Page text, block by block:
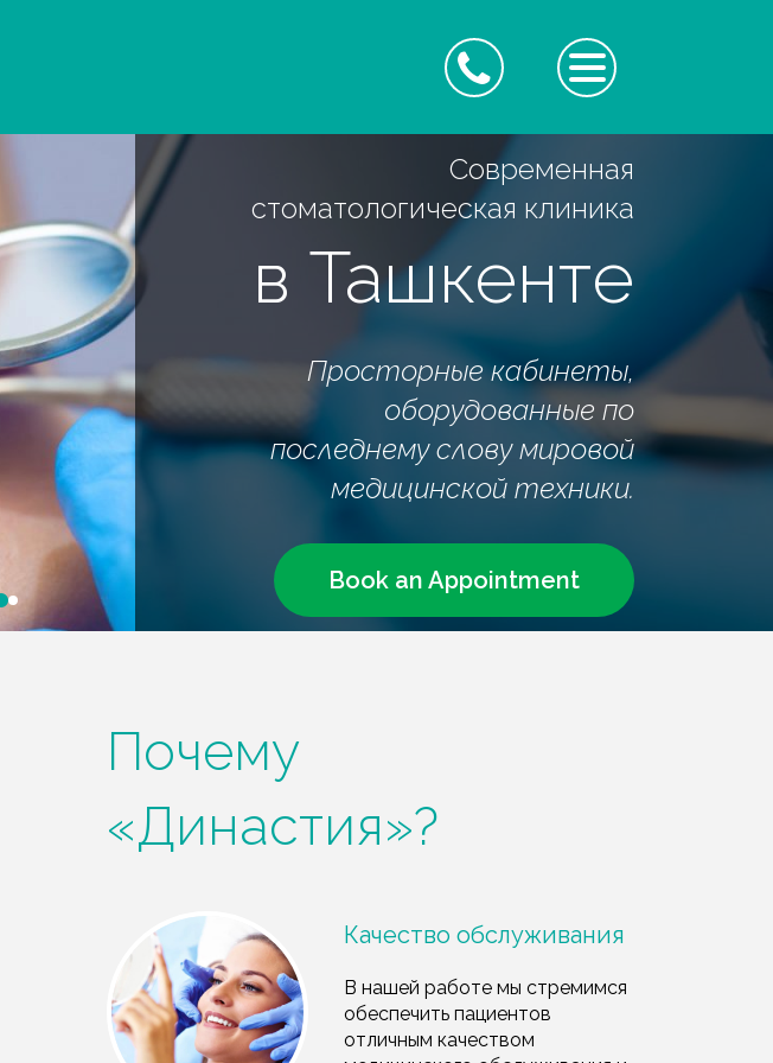
Cовременная
стоматологическая клиника
в Ташкенте
Просторные кабинеты,
оборудованные по
последнему слову мировой
медицинской техники.
Book an Appointment
Почему
«Династия»?
Качество обслуживания
В нашей работе мы стремимся
обеспечить пациентов
отличным качеством